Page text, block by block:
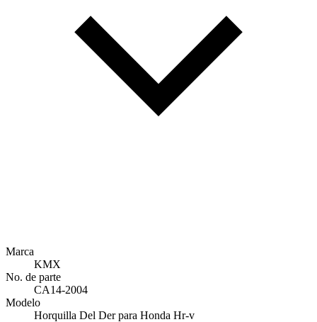
Marca
KMX
No. de parte
CA14-2004
Modelo
Horquilla Del Der para Honda Hr-v